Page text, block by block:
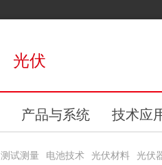
光伏
产品与系统 技术应
测试测量 电池技术 光伏材料 光伏